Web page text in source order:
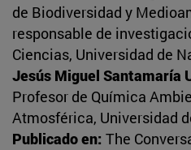
de Biodiversidad y
responsable de
Ciencias, Universidad de
Jesús Miguel Santamaría
Profesor de Química
Atmosférica, Universidad
Publicado en: The